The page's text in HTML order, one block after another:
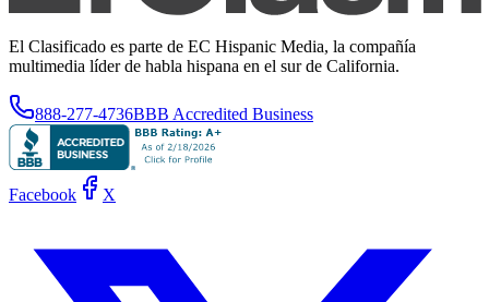
El Clasificado es parte de EC Hispanic Media, la compañía
multimedia líder de habla hispana en el sur de California.
888-277-4736BBB Accredited Business
Facebook X